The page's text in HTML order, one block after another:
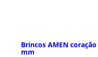
Brincos AMEN
mm